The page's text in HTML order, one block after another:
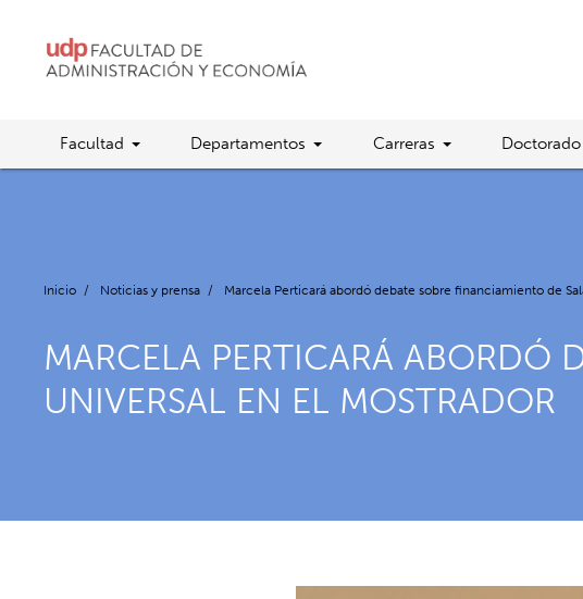
Facultad Departamentos Carreras Doctorado
Inicio / Noticias y prensa / Marcela Perticará abordó debate sobre financiamiento de
MARCELA PERTICARÁ ABORDÓ
UNIVERSAL EN EL MOSTRADOR